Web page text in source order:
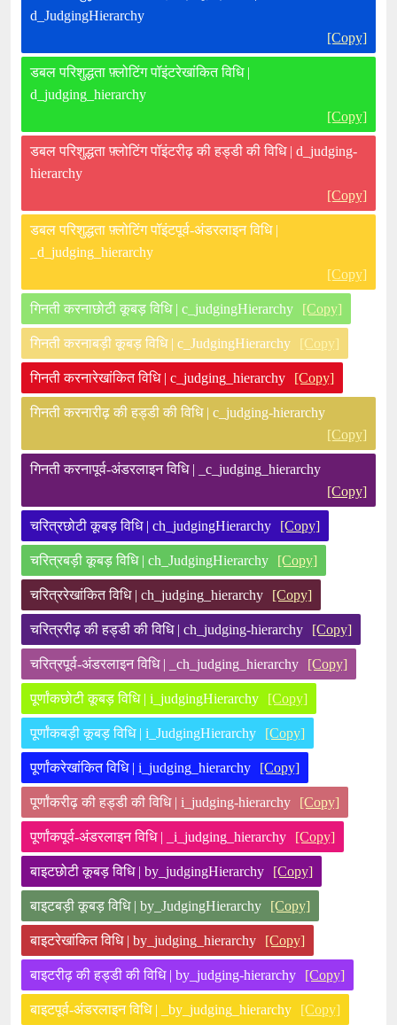
d_JudgingHierarchy
[Copy]
डबल परिशुद्धता फ़्लोटिंग पॉइंटरेखांकित विधि |
d_judging_hierarchy
[Copy]
डबल परिशुद्धता फ़्लोटिंग पॉइंटरीढ़ की हड्डी की विधि | d_judging-
hierarchy
[Copy]
डबल परिशुद्धता फ़्लोटिंग पॉइंटपूर्व-अंडरलाइन विधि |
_d_judging_hierarchy
[Copy]
गिनती करनाछोटी कूबड़ विधि | c_judgingHierarchy [Copy]
गिनती करनाबड़ी कूबड़ विधि | c_JudgingHierarchy [Copy]
गिनती करनारेखांकित विधि | c_judging_hierarchy [Copy]
गिनती करनारीढ़ की हड्डी की विधि | c_judging-hierarchy
[Copy]
गिनती करनापूर्व-अंडरलाइन विधि | _c_judging_hierarchy
[Copy]
चरित्रछोटी कूबड़ विधि | ch_judgingHierarchy [Copy]
चरित्रबड़ी कूबड़ विधि | ch_JudgingHierarchy [Copy]
चरित्ररेखांकित विधि | ch_judging_hierarchy [Copy]
चरित्ररीढ़ की हड्डी की विधि | ch_judging-hierarchy [Copy]
चरित्रपूर्व-अंडरलाइन विधि | _ch_judging_hierarchy [Copy]
पूर्णांकछोटी कूबड़ विधि | i_judgingHierarchy [Copy]
पूर्णांकबड़ी कूबड़ विधि | i_JudgingHierarchy [Copy]
पूर्णांकरेखांकित विधि | i_judging_hierarchy [Copy]
पूर्णांकरीढ़ की हड्डी की विधि | i_judging-hierarchy [Copy]
पूर्णांकपूर्व-अंडरलाइन विधि | _i_judging_hierarchy [Copy]
बाइटछोटी कूबड़ विधि | by_judgingHierarchy [Copy]
बाइटबड़ी कूबड़ विधि | by_JudgingHierarchy [Copy]
बाइटरेखांकित विधि | by_judging_hierarchy [Copy]
बाइटरीढ़ की हड्डी की विधि | by_judging-hierarchy [Copy]
बाइटपूर्व-अंडरलाइन विधि | _by_judging_hierarchy [Copy]